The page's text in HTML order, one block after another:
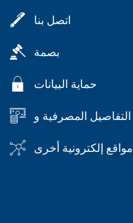
اتصل بنا
بصمة
حماية البيانات
مواقع إلكترونية أخرى